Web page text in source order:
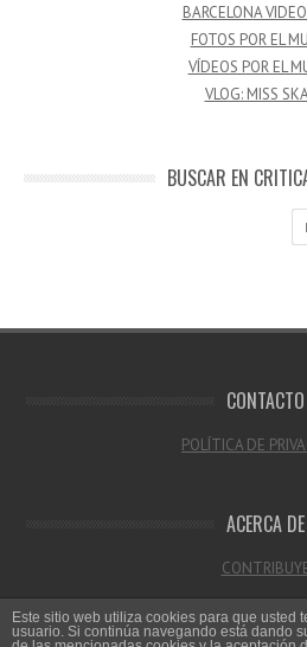
BARCELONA
FOTOS POR EL
VÍDEOS POR EL
VLOG: MISS
BUSCAR EN
CONTACTO
POLÍTICA DE
ACERCA DE
Este sitio web utiliza cookies para que usted
usuario. Si continúa navegando está dando